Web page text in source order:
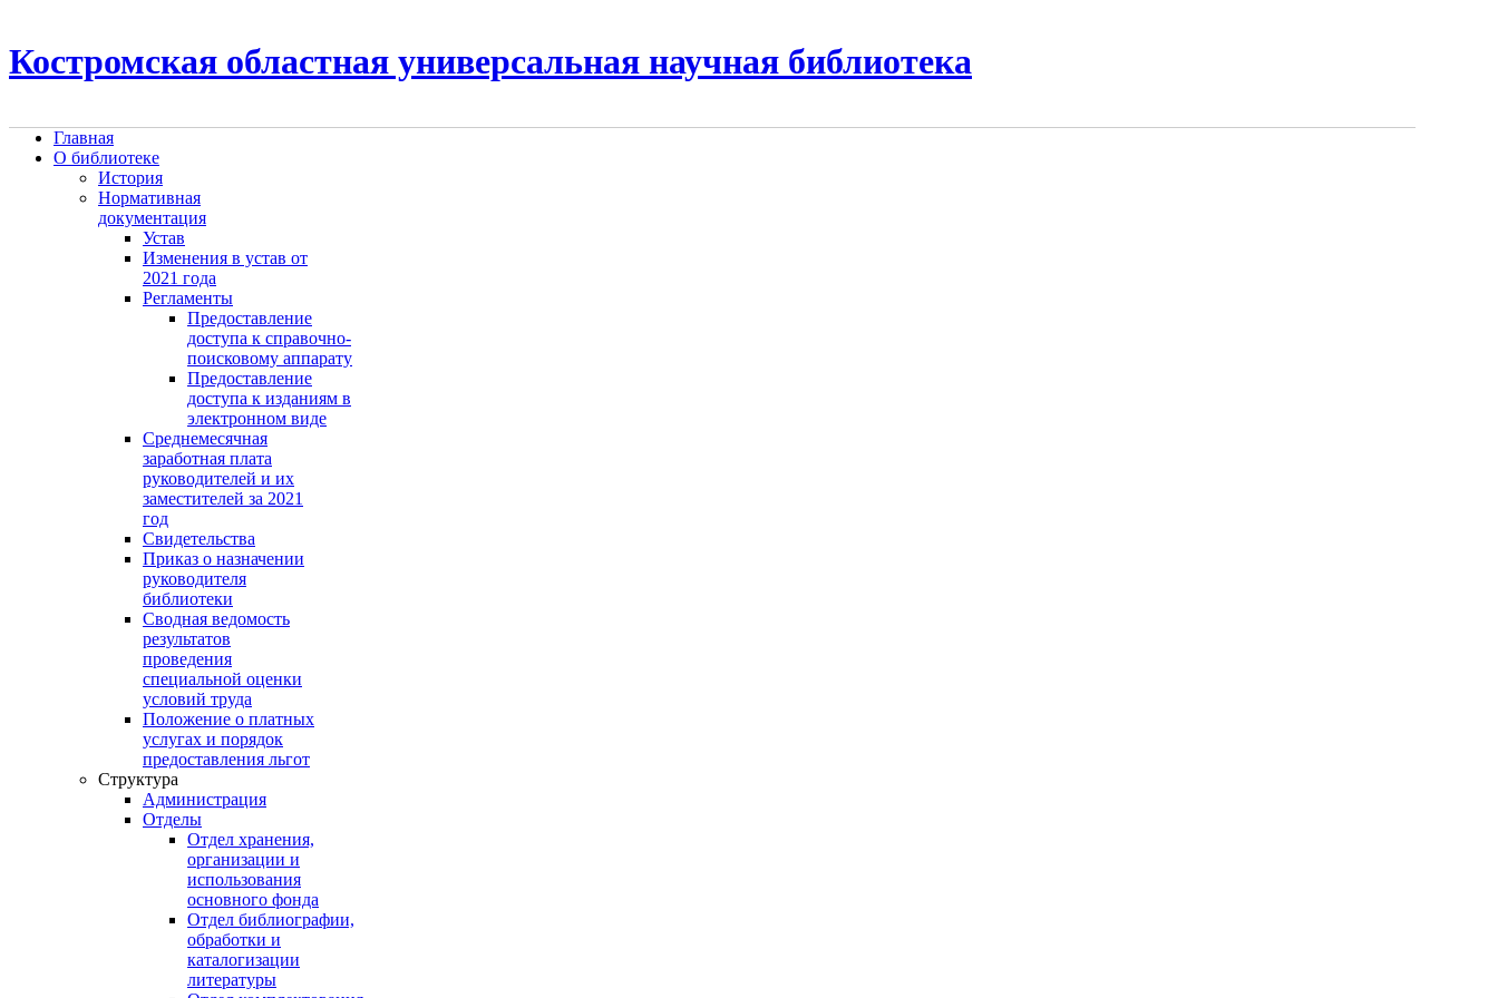
Костромская областная универсальная научная библиотека
Главная
О библиотеке
История
Нормативная
документация
Устав
Изменения в устав от
2021 года
Регламенты
Предоставление
доступа к справочно-
поисковому аппарату
Предоставление
доступа к изданиям в
электронном виде
Среднемесячная
заработная плата
руководителей и их
заместителей за 2021
год
Свидетельства
Приказ о назначении
руководителя
библиотеки
Сводная ведомость
результатов
проведения
специальной оценки
условий труда
Положение о платных
услугах и порядок
предоставления льгот
Структура
Администрация
Отделы
Отдел хранения,
организации и
использования
основного фонда
Отдел библиографии,
обработки и
каталогизации
литературы